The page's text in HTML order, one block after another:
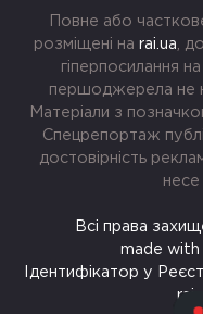
Повне або
розміщені на rai.ua ,
гіперпосилання
першоджерела не
Матеріали з
Спецрепортаж
достовірність
Всі права
made with
Ідентифікатор у